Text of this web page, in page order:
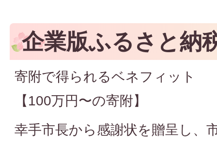
企業版ふるさと納
寄附で得られるベネフィット
【100万円〜の寄附】
幸手市長から感謝状を贈呈し、